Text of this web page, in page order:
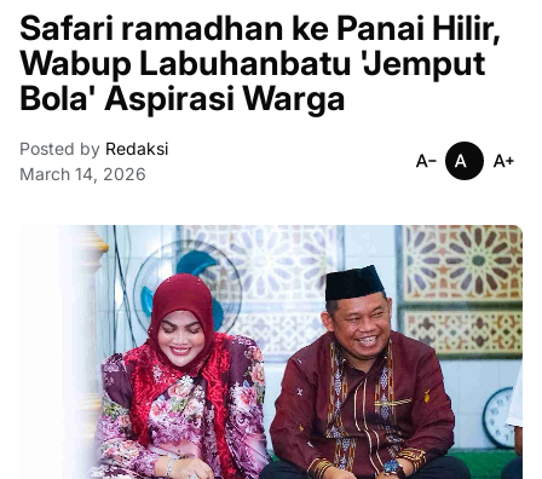
Safari ramadhan ke Panai Hilir,
Wabup Labuhanbatu 'Jemput
Bola' Aspirasi Warga
Posted by Redaksi
March 14, 2026